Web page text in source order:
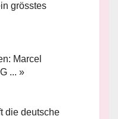
grösstes
Marcel
... »
die deutsche